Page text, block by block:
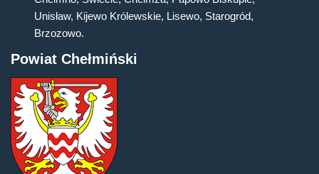
Unisław, Kijewo Królewskie, Lisewo, Starogród,
Brzozowo.
Powiat Chełmiński